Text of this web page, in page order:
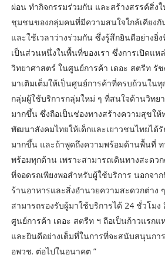
ผ่อน ทำกิจกรรมร่วมกัน และสร้างสรรค์สิ่ง
ชุมชนของกลุ่มคนที่มีความสนใจใกล้เคียงกั
และใช้เวลาว่างร่วมกัน ซึ่งรู้สึกยินดีอย่างยิ่
เป็นส่วนหนึ่งในพื้นที่ของเรา ซึ่งการเปิดแห
วิทยาศาสตร์ ในศูนย์การค้า เดอะ สตรีท รั
มาเติมเต็มให้เป็นศูนย์การค้าที่ครบถ้วนใน
กลุ่มผู้ใช้บริการกลุ่มใหม่ ๆ ที่สนใจด้านวิทย
มากขึ้น ซึ่งถือเป็นช่องทางสร้างความสุขใ
พัฒนาสังคมไทยให้เด็กและเยาวชนไทยได้
มากขึ้น และถ้าพูดถึงความพร้อมด้านพื้นที่ ท
พร้อมทุกด้าน เพราะสามารถเดินทางสะดว
ที่จอดรถเพียงพอสำหรับผู้ใช้บริการ นอกจา
ร้านอาหารและสิ่งอำนวยความสะดวกต่าง
สามารถรองรับผู้มาใช้บริการได้ 24 ชั่วโมง
ศูนย์การค้า เดอะ สตรีท ฯ ถือเป็นก้าวแรก
และยินดีอย่างเต็มที่ในการที่จะสนับสนุนกา
อพวช. ต่อไปในอนาคต ”